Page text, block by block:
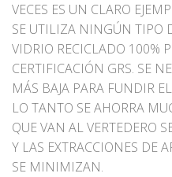
VECES ES UN CLARO
SE UTILIZA NINGÚN TIPO
VIDRIO RECICLADO 100%
CERTIFICACIÓN GRS. SE
MÁS BAJA PARA FUNDIR
LO TANTO SE AHORRA
QUE VAN AL VERTEDERO
Y LAS EXTRACCIONES DE
SE MINIMIZAN.